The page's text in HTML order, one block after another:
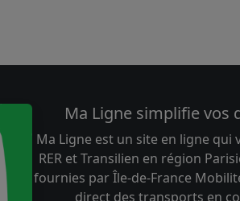
Ma Ligne simplifie vos
Ma Ligne est un site en ligne
RER et Transilien en région
fournies par Île-de-France
direct des transports en